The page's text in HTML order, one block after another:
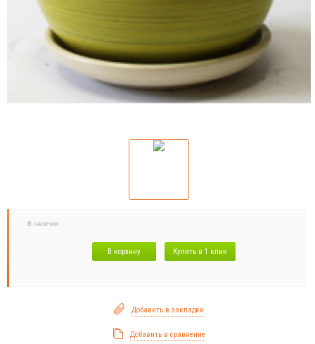
В наличии
В корзину Купить в 1 клик
Добавить в закладки
Добавить в сравнение